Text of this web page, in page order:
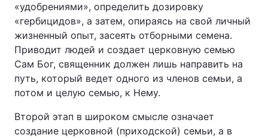
«удобрениями», определить дозировку
«гербицидов», а затем, опираясь на свой личный
жизненный опыт, засеять отборными семена.
Приводит людей и создает церковную семью
Сам Бог, священник должен лишь направить на
путь, который ведет одного из членов семьи, а
потом и целую семью, к Нему.
Второй этап в широком смысле означает
создание церковной (приходской) семьи, а в